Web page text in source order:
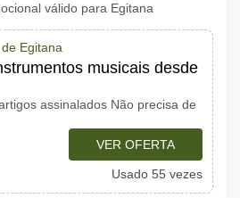
válido para Egitana
Egitana
musicais desde
assinalados Não precisa de
VER OFERTA
Usado 55 vezes